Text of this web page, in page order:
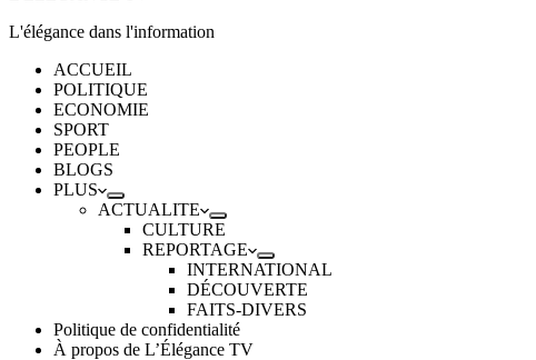
L'élégance dans l'information
ACCUEIL
POLITIQUE
ECONOMIE
SPORT
PEOPLE
BLOGS
PLUS
ACTUALITE
CULTURE
REPORTAGE
INTERNATIONAL
DÉCOUVERTE
FAITS-DIVERS
Politique de confidentialité
À propos de L’Élégance TV